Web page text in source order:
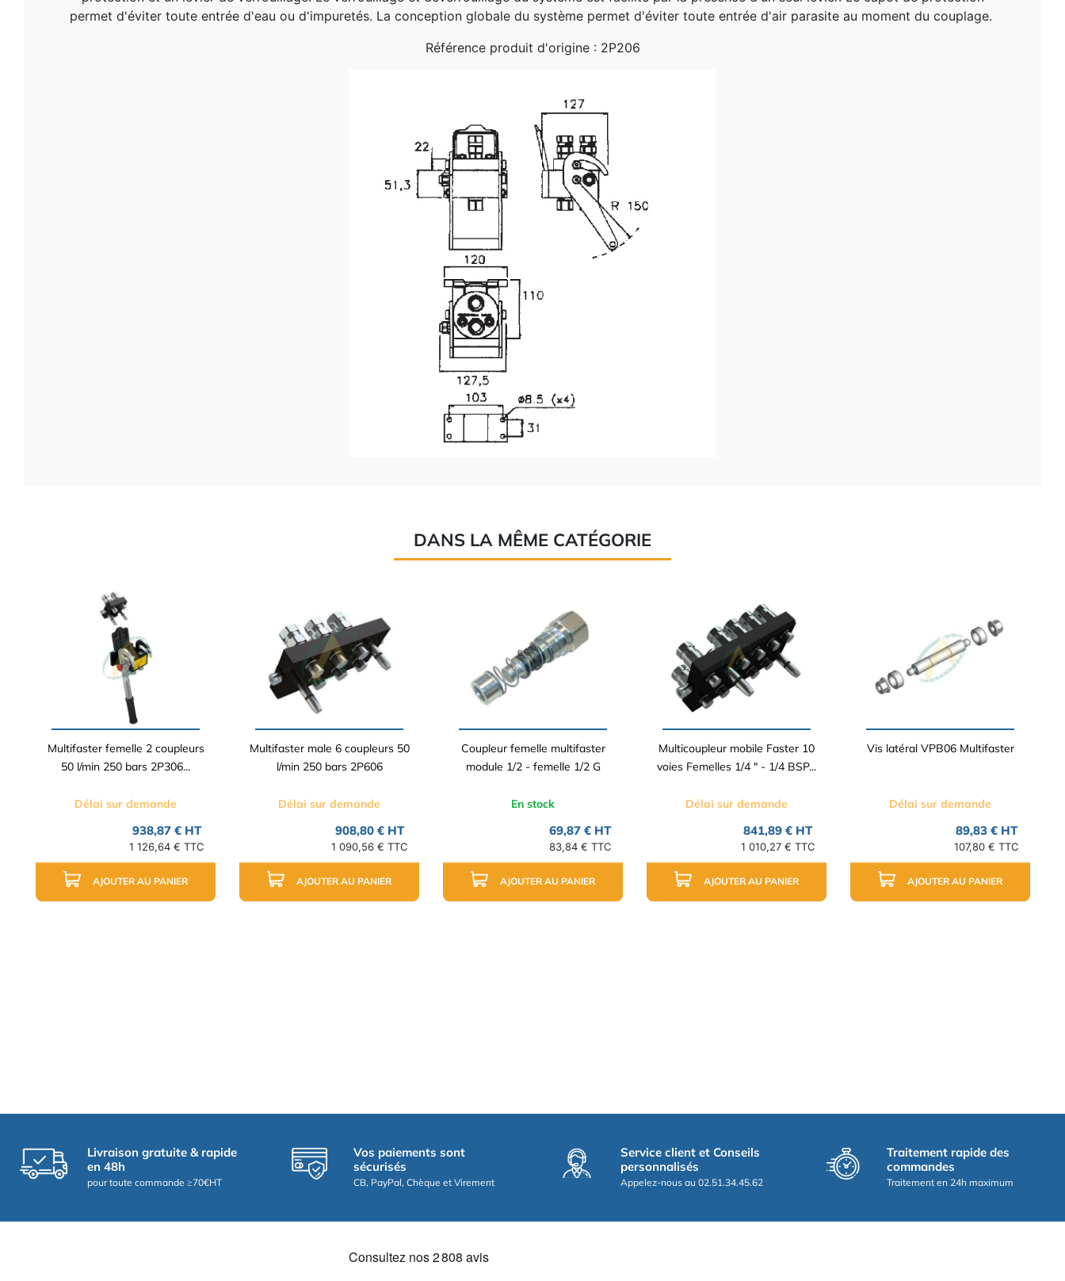
permet d'éviter toute entrée d'eau ou d'impuretés. La conception globale du système permet d'éviter toute entrée d'air parasite au moment du couplage.
Référence produit d'origine : 2P206
DANS LA MÊME CATÉGORIE
Multifaster femelle 2 coupleurs
50 l/min 250 bars 2P306...
Délai sur demande
938,87 € HT
1 126,64 € TTC
AJOUTER AU PANIER
Multifaster male 6 coupleurs 50
l/min 250 bars 2P606
Délai sur demande
908,80 € HT
1 090,56 € TTC
AJOUTER AU PANIER
Coupleur femelle multifaster
module 1/2 - femelle 1/2 G
En stock
69,87 € HT
83,84 € TTC
AJOUTER AU PANIER
Multicoupleur mobile Faster 10
voies Femelles 1/4 " - 1/4 BSP...
Délai sur demande
841,89 € HT
1 010,27 € TTC
AJOUTER AU PANIER
Vis latéral VPB06 Multifaster
Délai sur demande
89,83 € HT
107,80 € TTC
AJOUTER AU PANIER
Livraison gratuite & rapide
en 48h
pour toute commande ≥70€HT
Vos paiements sont
sécurisés
CB, PayPal, Chèque et Virement
Service client et Conseils
personnalisés
Appelez-nous au 02.51.34.45.62
Traitement rapide des
commandes
Traitement en 24h maximum